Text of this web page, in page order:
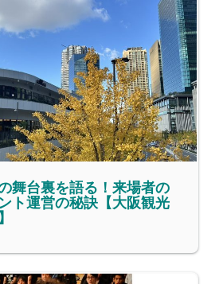
舞台裏を語る！来場者の
ト運営の秘訣【大阪観光